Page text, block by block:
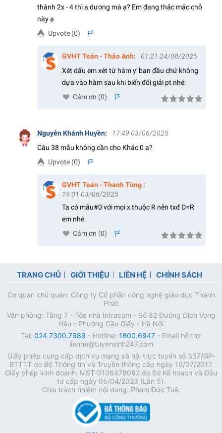
thành 2x - 4 thì a dương mà ạ? Em đang thắc mắc chỗ
này ạ
Upvote (0)
GVHT Toán - Thảo Anh:
01:21 24/08/2025
Xét dấu em xét từ hàm y' ban đầu chứ không
dựa vào hàm sau khi biến đổi giải pt nhé.
Cảm ơn (0)
Nguyễn Khánh Huyền:
17:49 03/06/2025
Câu 38 mẫu không cần cho Khác 0 ạ?
Upvote (0)
GVHT Toán - Thanh Tùng :
19:01 03/06/2025
Ta có mẫu#0 với mọi x thuộc R nên txđ D=R
em nhé
Cảm ơn (0)
TRANG CHỦ GIỚI THIỆU LIÊN HỆ CHÍNH SÁCH
Cơ quan chủ quản: Công ty Cổ phần công nghệ giáo dục Thành
Phát
Văn phòng: Tầng 7 - Tòa nhà Intracom - Số 82 Đường Dịch Vọng
Hậu - Phường Cầu Giấy - Hà Nội
Tel: 024.7300.7989 - Hotline: 1800.6947- Email hỗ trợ:
lienhe@tuyensinh247.com
Giấy phép cung cấp dịch vụ mạng xã hội trực tuyến số 337/GP-
BTTTT do Bộ Thông tin và Truyền thông cấp ngày 10/07/2017.
Giấy phép kinh doanh: MST-0106478082 do Sở Kế hoạch và Đầu
tư cấp ngày 05/04/2023 (Lần 5).
Chịu trách nhiệm nội dung: Phạm Đức Tuệ.